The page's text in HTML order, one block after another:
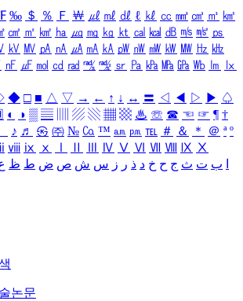
‰ ＄ ％ Ｆ ￦ ㎕ ㎖ ㎗ ℓ ㎘ ㏄ ㎣ ㎤ ㎥ ㎦
㎠ ㎡ ㎢ ㏊ ㎍ ㎎ ㎏ ㏏ ㎈ ㎉ ㏈ ㎧ ㎨ ㎰
㎸ ㎹ ㎀ ㎁ ㎂ ㎃ ㎄ ㎺ ㎻ ㎽ ㎾ ㎿ ㎐ ㎑
㎋ ㎌ ㏖ ㏅ ㎭ ㎮ ㎯ ㏛ ㎩ ㎪ ㎫ ㎬ ㏝ ㏐
㏓
◆ □ ■ △ ▽ → ← ↑ ↓ ↔ 〓 ◁ ◀ ▷ ▶ ♤
◐ ◑ ▒ ▤ ▨ ▧ ▦ ▩ ♨ ☏ ☎ ☜ ☞ ¶ †
♪ ♬ ㉿ ㈜ № ㏇ ™ ㏂ ㏘ ℡ ＃ ＆ ＊ ＠ ª º
ⅷ ⅸ ⅹ Ⅳ Ⅴ Ⅵ Ⅶ Ⅷ Ⅸ Ⅹ
ب ت ث ج ح خ د ذ ر ز س ش ص ض ط ظ
논문